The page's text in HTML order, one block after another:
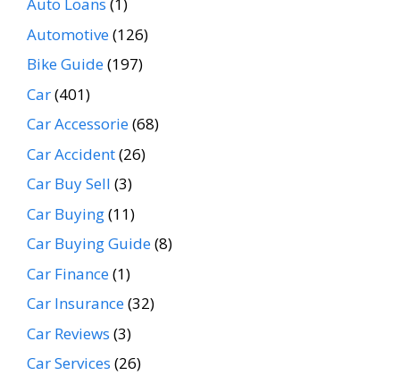
Auto Loans (1)
Automotive(126)
Bike Guide(197)
Car(401)
Car Accessorie(68)
Car Accident(26)
Car Buy Sell (3)
Car Buying(11)
Car Buying Guide(8)
Car Finance(1)
Car Insurance(32)
Car Reviews (3)
Car Services (26)